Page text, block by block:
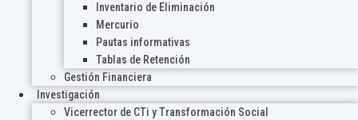
Inventario de Eliminación
Mercurio
Pautas informativas
Tablas de Retención
Gestión Financiera
Investigación
Vicerrector de CTi y Transformación Social